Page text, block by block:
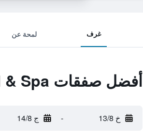
غرف لمحة عن
أفضل صفقات Eliton Hotel & Spa
خ 13/8 - ج 14/8